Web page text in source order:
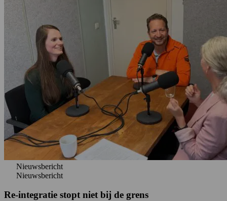
Nieuwsbericht
Nieuwsbericht
Re-integratie stopt niet bij de grens